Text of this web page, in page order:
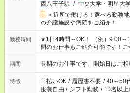
西八王子駅 / 中央大学・明星大
＜近所で働ける！選べる勤務
の介護施設や病院をご紹介！
勤務時間
★1日4時間～OK！ （例）9:00～
間のお仕事もご紹介可能です！
庭の都合でお休みが必要な場合も
週最低15時間以上の勤務が必要で
期間 長期のお仕事です。開始日はご
特徴 日払いOK / 履歴書不要 / 40～50
服装自由 / シフト勤務 / 10名以